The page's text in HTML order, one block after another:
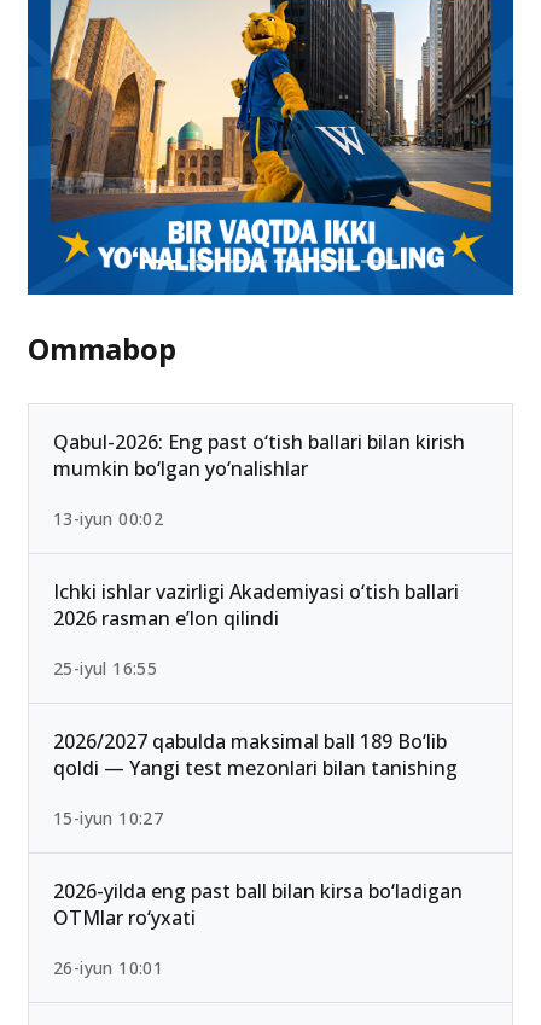
16.04.2025 16:11
Ommabop
Qabul-2026: Eng past o‘tish ballari bilan kirish
mumkin bo‘lgan yo‘nalishlar
13-iyun 00:02
Ichki ishlar vazirligi Akademiyasi o‘tish ballari
2026 rasman e’lon qilindi
25-iyul 16:55
2026/2027 qabulda maksimal ball 189 Bo‘lib
qoldi — Yangi test mezonlari bilan tanishing
15-iyun 10:27
2026-yilda eng past ball bilan kirsa bo‘ladigan
OTMlar ro‘yxati